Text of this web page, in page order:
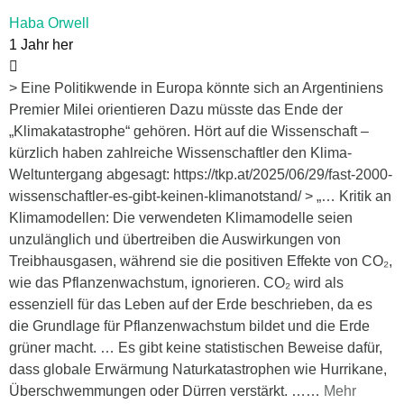
Haba Orwell
1 Jahr her
> Eine Politikwende in Europa könnte sich an Argentiniens
Premier Milei orientieren Dazu müsste das Ende der
„Klimakatastrophe“ gehören. Hört auf die Wissenschaft –
kürzlich haben zahlreiche Wissenschaftler den Klima-
Weltuntergang abgesagt: https://tkp.at/2025/06/29/fast-2000-
wissenschaftler-es-gibt-keinen-klimanotstand/ > „… Kritik an
Klimamodellen: Die verwendeten Klimamodelle seien
unzulänglich und übertreiben die Auswirkungen von
Treibhausgasen, während sie die positiven Effekte von CO₂,
wie das Pflanzenwachstum, ignorieren. CO₂ wird als
essenziell für das Leben auf der Erde beschrieben, da es
die Grundlage für Pflanzenwachstum bildet und die Erde
grüner macht. … Es gibt keine statistischen Beweise dafür,
dass globale Erwärmung Naturkatastrophen wie Hurrikane,
Überschwemmungen oder Dürren verstärkt. … … Mehr